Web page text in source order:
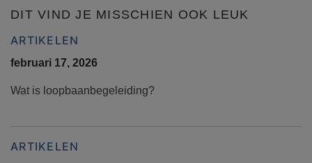
DIT VIND JE MISSCHIEN OOK LEUK
ARTIKELEN
februari 17, 2026
Wat is loopbaanbegeleiding?
ARTIKELEN